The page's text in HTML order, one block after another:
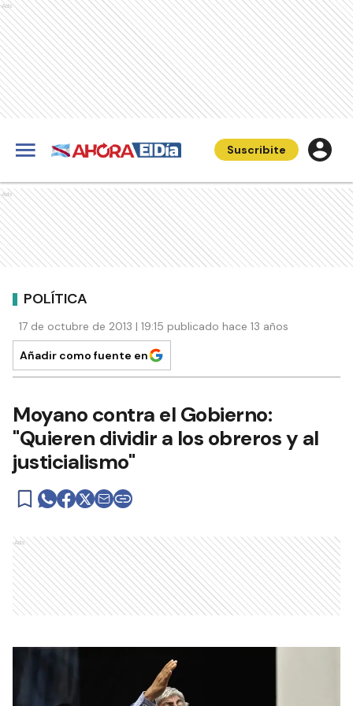
Ads
Suscribite
Ads
POLÍTICA
17 de octubre de 2013 | 19:15 publicado hace 13 años
Añadir como fuente en
Moyano contra el Gobierno:
"Quieren dividir a los obreros y al
justicialismo"
Ads